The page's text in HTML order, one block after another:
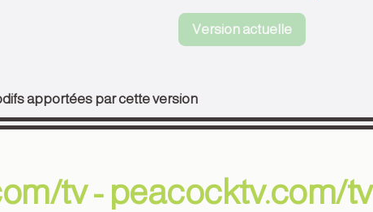
Version actuelle
apportées par cette version
tv - peacocktv.com/tv